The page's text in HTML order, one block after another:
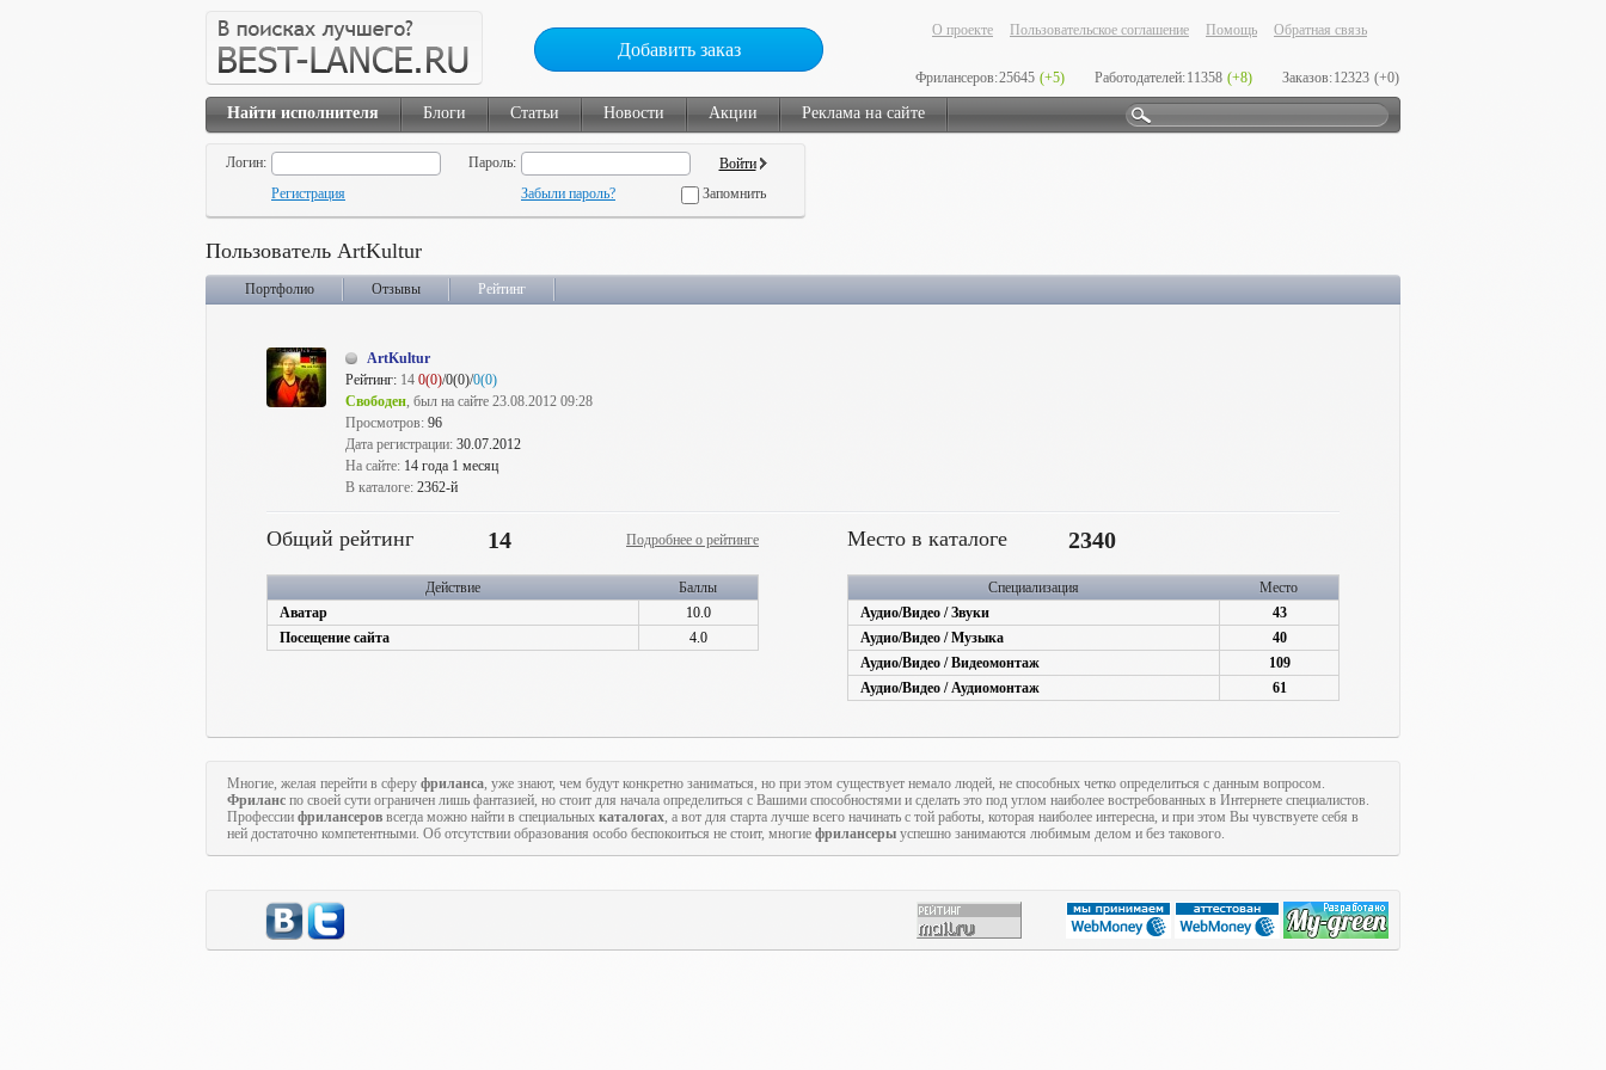
Добавить заказ
О проекте Пользовательское соглашение Помощь Обратная связь
Фрилансеров:25645 (+5) Работодателей:11358 (+8) Заказов:12323 (+0)
Найти исполнителя Блоги Статьи Новости Акции Реклама на сайте
Логин:
Пароль:
Регистрация
Забыли пароль? Запомнить
Пользователь ArtKultur
Портфолио Отзывы Рейтинг
ArtKultur
Рейтинг: 14 0(0)/0(0)/0(0)
Свободен, был на сайте 23.08.2012 09:28
Просмотров: 96
Дата регистрации: 30.07.2012
На сайте: 14 года 1 месяц
В каталоге: 2362-й
Общий рейтинг 14 Подробнее о рейтинге
Действие
Баллы
Аватар
10.0
Посещение сайта
4.0
Место в каталоге 2340
Специализация
Место
Аудио/Видео / Звуки
43
Аудио/Видео / Музыка
40
Аудио/Видео / Видеомонтаж
109
Аудио/Видео / Аудиомонтаж
61
Многие, желая перейти в сферу фриланса, уже знают, чем будут конкретно заниматься, но при этом существует немало людей, не способных четко определиться с данным вопросом.
Фриланс по своей сути ограничен лишь фантазией, но стоит для начала определиться с Вашими способностями и сделать это под углом наиболее востребованных в Интернете специалистов.
Профессии фрилансеров всегда можно найти в специальных каталогах, а вот для старта лучше всего начинать с той работы, которая наиболее интересна, и при этом Вы чувствуете себя в
ней достаточно компетентными. Об отсутствии образования особо беспокоиться не стоит, многие фрилансеры успешно занимаются любимым делом и без такового.